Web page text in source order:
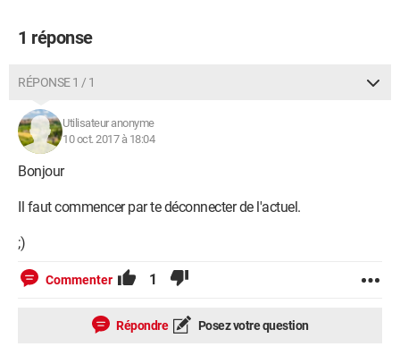
1 réponse
RÉPONSE 1 / 1
Utilisateur anonyme
10 oct. 2017 à 18:04
Bonjour
Il faut commencer par te déconnecter de l'actuel.
;)
Commenter 1
Répondre Posez votre question